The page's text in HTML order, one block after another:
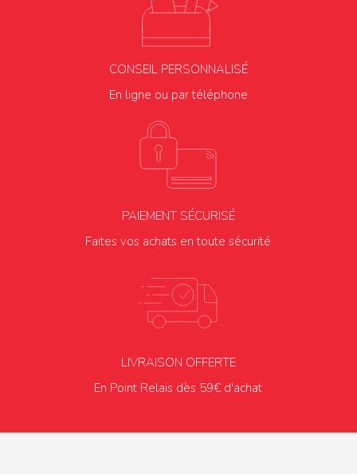
CONSEIL PERSONNALISÉ
En ligne ou par téléphone
PAIEMENT SÉCURISÉ
Faites vos achats en toute sécurité
LIVRAISON OFFERTE
En Point Relais dès 59€ d'achat